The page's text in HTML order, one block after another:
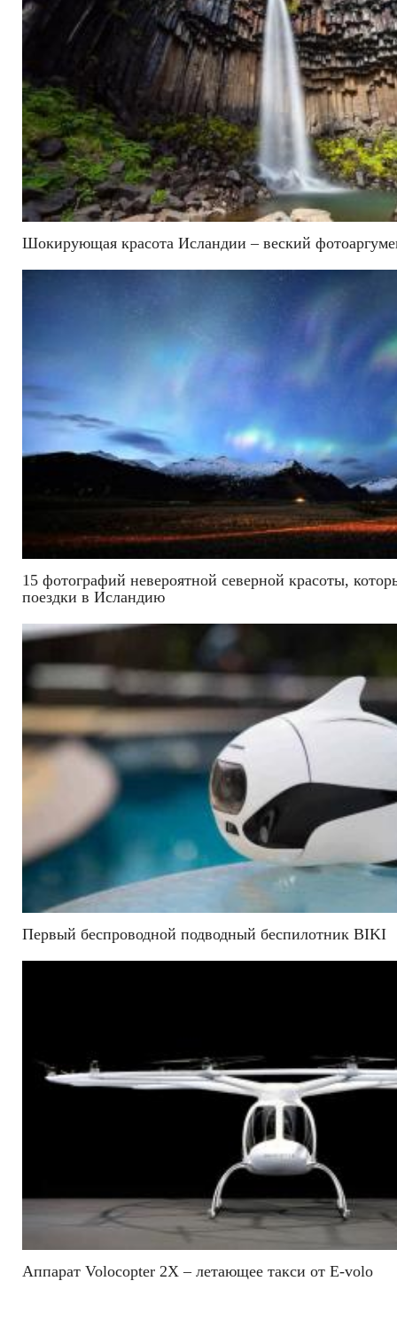
Шокирующая красота Исландии – веский
15 фотографий невероятной северной красоты,
поездки в Исландию
Первый беспроводной подводный беспилотник BIKI
Аппарат Volocopter 2X – летающее такси от Е-volo